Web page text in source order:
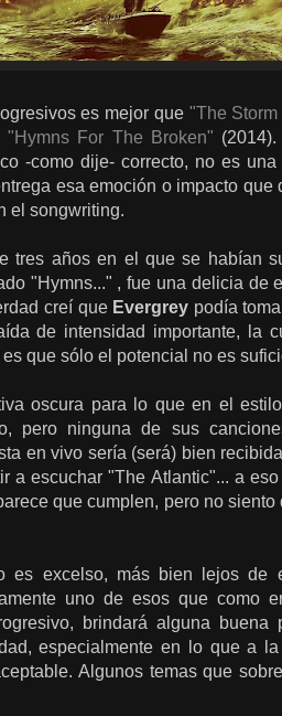
es mejor que "The
"Hymns For The Broken"
-como dije- correcto, no es
esa emoción o impacto
el songwriting.
tres años en el que se habían
"Hymns..." , fue una delicia de
creí que Evergrey podía
de intensidad importante, la
que sólo el potencial no es
oscura para lo que en el
pero ninguna de sus
en vivo sería (será) bien
a escuchar "The Atlantic"... a
que cumplen, pero no
es excelso, más bien lejos de
uno de esos que como
brindará alguna
especialmente en lo que a
Algunos temas que